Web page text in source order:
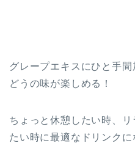
グレープエキスにひと手
どうの味が楽しめる！
ちょっと休憩したい時、
たい時に最適なドリンクに